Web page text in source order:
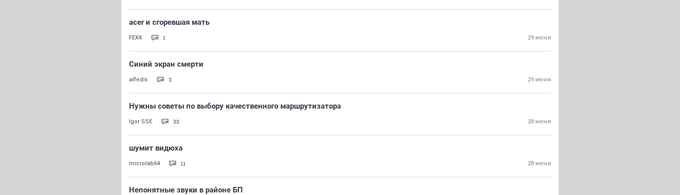
acer и сгоревшая мать
FEXX 1 29 июня
Синий экран смерти
alfedis 3 29 июня
Нужны советы по выбору качественного маршрутизатора
Igor SSE 33 28 июня
шумит видюха
microlab64 11 28 июня
Непонятные звуки в районе БП